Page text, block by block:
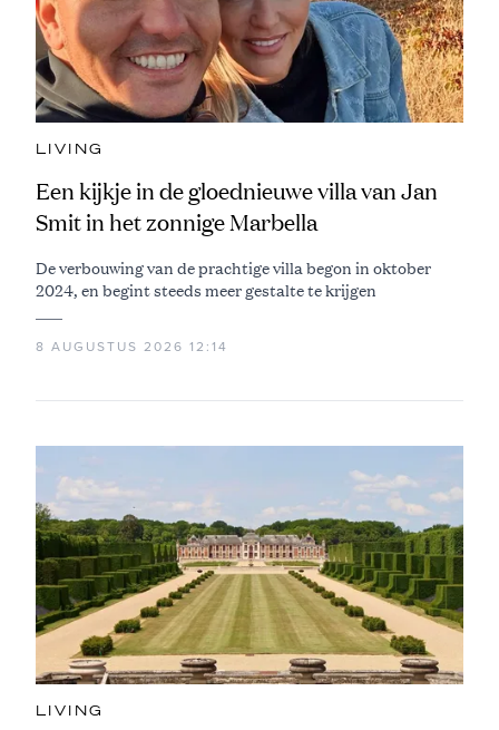
LIVING
Een kijkje in de gloednieuwe villa van Jan
Smit in het zonnige Marbella
De verbouwing van de prachtige villa begon in oktober
2024, en begint steeds meer gestalte te krijgen
8 AUGUSTUS 2026 12:14
LIVING